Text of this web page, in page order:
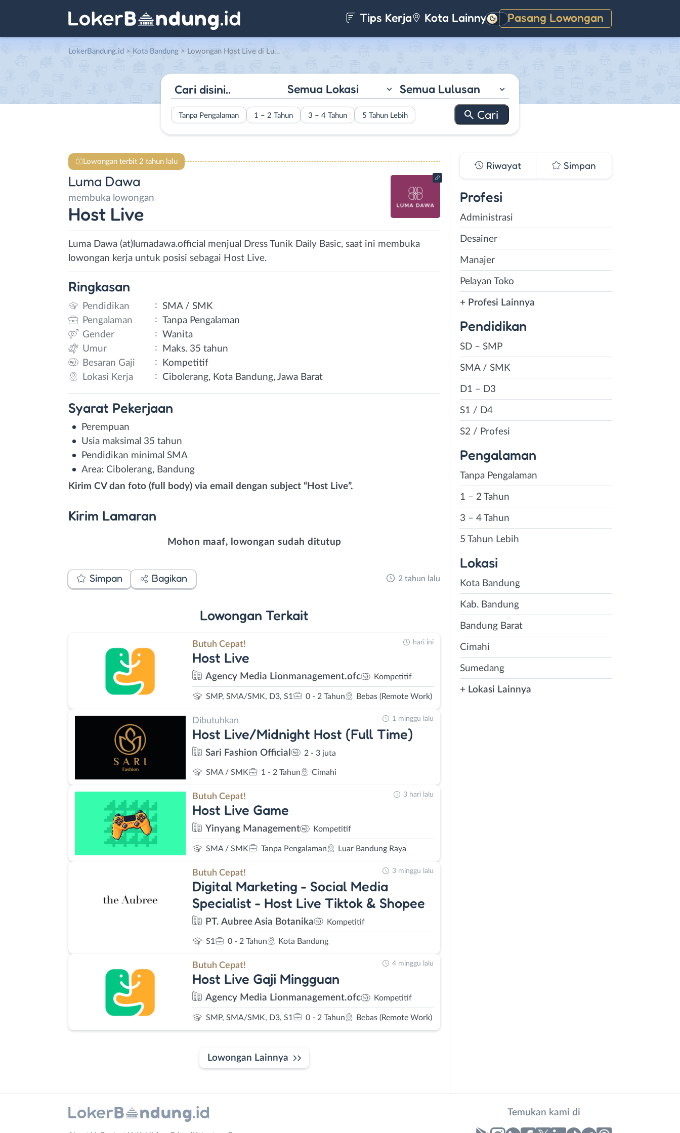
Tips Kerja Kota Lainnya Pasang Lowongan
Gelap
LokerBandung.id > Kota Bandung > Lowongan Host Live di Luma Dawa
Semua Lokasi Semua Lulusan
Tanpa Pengalaman 1 – 2 Tahun 3 – 4 Tahun 5 Tahun Lebih
Lowongan terbit 2 tahun lalu
Luma Dawa
membuka lowongan
Host Live
Luma Dawa (at)lumadawa.official menjual Dress Tunik Daily Basic, saat ini membuka
lowongan kerja untuk posisi sebagai Host Live.
Ringkasan
Pendidikan : SMA / SMK
Pengalaman
: Tanpa Pengalaman
Gender
: Wanita
Umur
:
Maks. 35 tahun
Besaran Gaji
:
Kompetitif
Lokasi Kerja
: Cibolerang, Kota Bandung, Jawa Barat
Syarat Pekerjaan
Perempuan
Usia maksimal 35 tahun
Pendidikan minimal SMA
Area: Cibolerang, Bandung
Kirim CV dan foto (full body) via email dengan subject “Host Live”.
Kirim Lamaran
Mohon maaf, lowongan sudah ditutup
Simpan Bagikan 2 tahun lalu
Lowongan Terkait
Butuh Cepat!
Host Live
Agency Media Lionmanagement.ofc Kompetitif
SMP, SMA/SMK, D3, S1 0 - 2 Tahun Bebas (Remote Work)
hari ini
Dibutuhkan
Host Live/Midnight Host (Full Time)
Sari Fashion Official 2 - 3 juta
SMA / SMK 1 - 2 Tahun Cimahi
1 minggu lalu
Butuh Cepat!
Host Live Game
Yinyang Management Kompetitif
SMA / SMK Tanpa Pengalaman Luar Bandung Raya
3 hari lalu
Butuh Cepat!
Digital Marketing - Social Media
Specialist - Host Live Tiktok & Shopee
PT. Aubree Asia Botanika Kompetitif
S1 0 - 2 Tahun Kota Bandung
3 minggu lalu
Butuh Cepat!
Host Live Gaji Mingguan
Agency Media Lionmanagement.ofc Kompetitif
SMP, SMA/SMK, D3, S1 0 - 2 Tahun Bebas (Remote Work)
4 minggu lalu
Lowongan Lainnya
Riwayat Simpan
Profesi
Administrasi
Desainer
Manajer
Pelayan Toko
+ Profesi Lainnya
Pendidikan
SD – SMP
SMA / SMK
D1 – D3
S1 / D4
S2 / Profesi
Pengalaman
Tanpa Pengalaman
1 – 2 Tahun
3 – 4 Tahun
5 Tahun Lebih
Lokasi
Kota Bandung
Kab. Bandung
Bandung Barat
Cimahi
Sumedang
+ Lokasi Lainnya
Temukan kami di